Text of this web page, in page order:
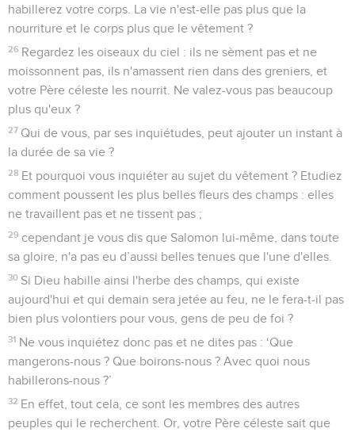
habillerez votre corps. La vie n'est-elle pas plus que la
nourriture et le corps plus que le vêtement ?
26 Regardez les oiseaux du ciel : ils ne sèment pas et ne
moissonnent pas, ils n'amassent rien dans des greniers, et
votre Père céleste les nourrit. Ne valez-vous pas beaucoup
plus qu'eux ?
27 Qui de vous, par ses inquiétudes, peut ajouter un instant à
la durée de sa vie ?
28 Et pourquoi vous inquiéter au sujet du vêtement ? Etudiez
comment poussent les plus belles fleurs des champs : elles
ne travaillent pas et ne tissent pas ;
29 cependant je vous dis que Salomon lui-même, dans toute
sa gloire, n'a pas eu d’aussi belles tenues que l'une d'elles.
30 Si Dieu habille ainsi l'herbe des champs, qui existe
aujourd'hui et qui demain sera jetée au feu, ne le fera-t-il pas
bien plus volontiers pour vous, gens de peu de foi ?
31 Ne vous inquiétez donc pas et ne dites pas : ‘Que
mangerons-nous ? Que boirons-nous ? Avec quoi nous
habillerons-nous ?’
32 En effet, tout cela, ce sont les membres des autres
peuples qui le recherchent. Or, votre Père céleste sait que